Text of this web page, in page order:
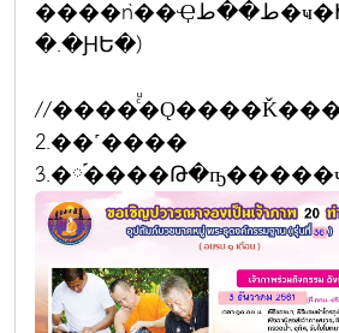
����ǹ��Ҿط��ط�ҹ�Ի��ʹ�
�.�ԨԵ�)
//
2.��˹����